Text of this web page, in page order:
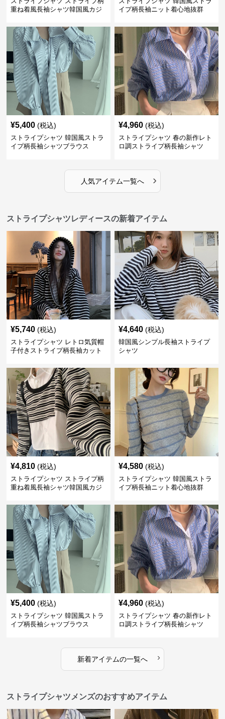
重ね着風長袖シャツ韓国風カジ
イプ柄長袖ニット着心地抜群
¥5,400 (税込)
ストライプシャツ 韓国風ストラ
イプ柄長袖シャツブラウス
¥4,960 (税込)
ストライプシャツ 春の新作レト
ロ調ストライプ柄長袖シャツ
人気アイテム一覧へ ›
ストライプシャツレディースの新着アイテム
¥5,740 (税込)
ストライプシャツ レトロ気質帽
子付きストライプ柄長袖カット
¥4,640 (税込)
韓国風シンプル長袖ストライプ
シャツ
¥4,810 (税込)
ストライプシャツ ストライプ柄
重ね着風長袖シャツ韓国風カジ
¥4,580 (税込)
ストライプシャツ 韓国風ストラ
イプ柄長袖ニット着心地抜群
¥5,400 (税込)
ストライプシャツ 韓国風ストラ
イプ柄長袖シャツブラウス
¥4,960 (税込)
ストライプシャツ 春の新作レト
ロ調ストライプ柄長袖シャツ
新着アイテムの一覧へ ›
ストライプシャツメンズのおすすめアイテム